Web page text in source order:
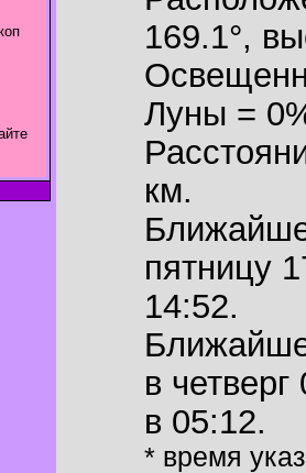
169.1°,
Луны =
км.
пятницу
14:52.
в
в 05:12.
* время